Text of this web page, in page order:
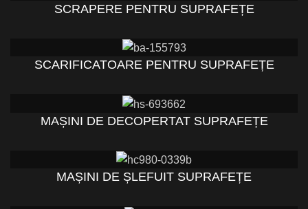
SCRAPERE PENTRU SUPRAFEȚE
SCARIFICATOARE PENTRU SUPRAFEȚE
MAȘINI DE DECOPERTAT SUPRAFEȚE
MAȘINI DE ȘLEFUIT SUPRAFEȚE